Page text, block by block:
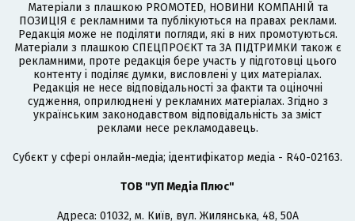
Матеріали з плашкою PROMOTED, НОВИНИ КОМПАНІЙ та
ПОЗИЦІЯ є рекламними та публікуються на правах реклами.
Редакція може не поділяти погляди, які в них промотуються.
Матеріали з плашкою СПЕЦПРОЄКТ та ЗА ПІДТРИМКИ також є
рекламними, проте редакція бере участь у підготовці цього
контенту і поділяє думки, висловлені у цих матеріалах.
Редакція не несе відповідальності за факти та оціночні
судження, оприлюднені у рекламних матеріалах. Згідно з
українським законодавством відповідальність за зміст
реклами несе рекламодавець.
Cубєкт у сфері онлайн-медіа; ідентифікатор медіа - R40-02163.
ТОВ "УП Медіа Плюс"
Адреса: 01032, м. Київ, вул. Жилянська, 48, 50А